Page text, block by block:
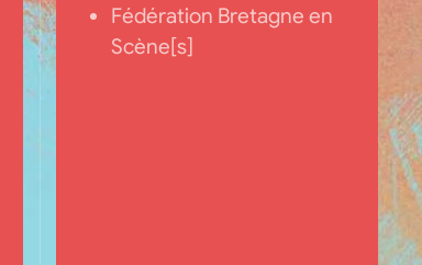
Fédération Bretagne en
Scène[s]